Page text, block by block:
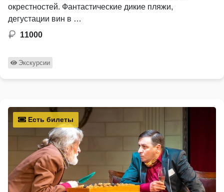
окрестностей. Фантастические дикие пляжи,
дегустации вин в …
11000
Экскурсии
Есть билеты